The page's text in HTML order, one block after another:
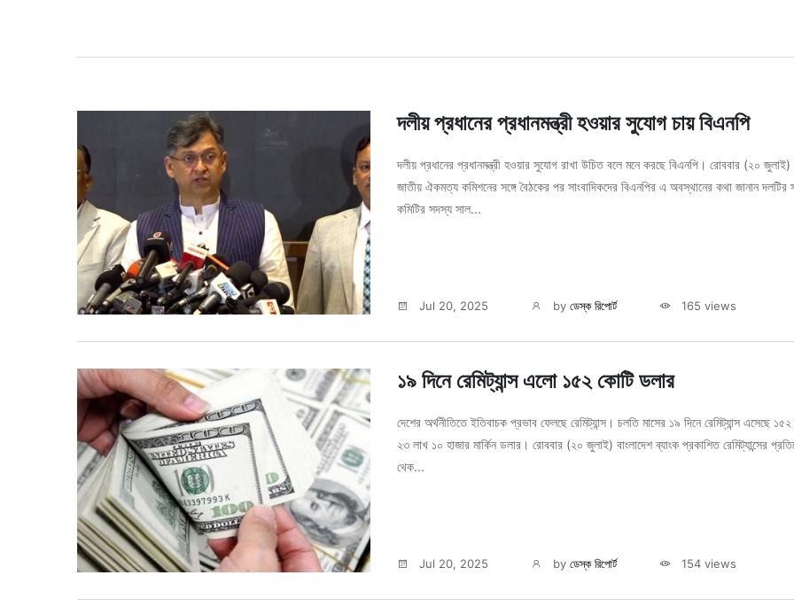
দলীয় প্রধানের প্রধানমন্ত্রী হওয়ার সুযোগ চায় বিএনপি
দলীয় প্রধানের প্রধানমন্ত্রী হওয়ার সুযোগ রাখা উচিত বলে মনে করছে বিএনপি। রোববার (২০ জুলাই)
জাতীয় ঐকমত্য কমিশনের সঙ্গে বৈঠকের পর সাংবাদিকদের বিএনপির এ অবস্থানের কথা জানান দলটির
কমিটির সদস্য সাল...
Jul 20, 2025 byডেস্ক রিপোর্ট 165 views
১৯ দিনে রেমিট্যান্স এলো ১৫২ কোটি ডলার
দেশের অর্থনীতিতে ইতিবাচক প্রভাব ফেলছে রেমিট্যান্স। চলতি মাসের ১৯ দিনে রেমিট্যান্স এসেছে
২৩ লাখ ১০ হাজার মার্কিন ডলার। রোববার (২০ জুলাই) বাংলাদেশ ব্যাংক প্রকাশিত রেমিট্যান্সের
থেক...
Jul 20, 2025 byডেস্ক রিপোর্ট 154 views